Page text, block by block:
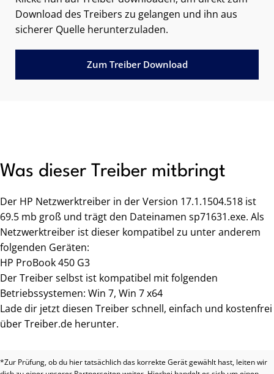
Download des Treibers zu gelangen und ihn aus
sicherer Quelle herunterzuladen.
Zum Treiber Download
Was dieser Treiber mitbringt
Der HP Netzwerktreiber in der Version 17.1.1504.518 ist
69.5 mb groß und trägt den Dateinamen sp71631.exe. Als
Netzwerktreiber ist dieser kompatibel zu unter anderem
folgenden Geräten:
HP ProBook 450 G3
Der Treiber selbst ist kompatibel mit folgenden
Betriebssystemen: Win 7, Win 7 x64
Lade dir jetzt diesen Treiber schnell, einfach und kostenfrei
über Treiber.de herunter.
*Zur Prüfung, ob du hier tatsächlich das korrekte Gerät gewählt hast, leiten wir